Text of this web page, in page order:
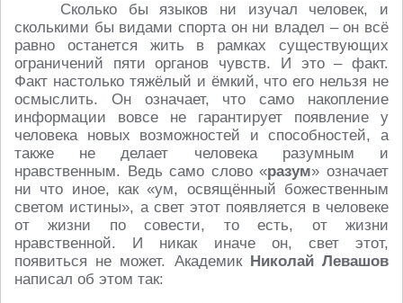
Сколько бы языков ни изучал человек, и
сколькими бы видами спорта он ни владел – он всё
равно останется жить в рамках существующих
ограничений пяти органов чувств. И это – факт.
Факт настолько тяжёлый и ёмкий, что его нельзя не
осмыслить. Он означает, что само накопление
информации вовсе не гарантирует появление у
человека новых возможностей и способностей, а
также не делает человека разумным и
нравственным. Ведь само слово «разум» означает
ни что иное, как «ум, освящённый божественным
светом истины», а свет этот появляется в человеке
от жизни по совести, то есть, от жизни
нравственной. И никак иначе он, свет этот,
появиться не может. Академик Николай Левашов
написал об этом так: